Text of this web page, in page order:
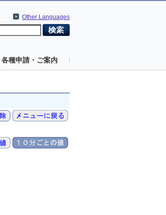
Other Languages
各種申請・ご案内